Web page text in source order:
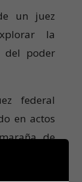
un juez
la
del poder
federal
en actos
de
el